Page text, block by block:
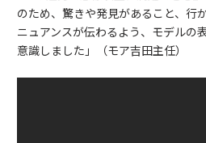
のため、驚きや発見があること、行
ニュアンスが伝わるよう、モデルの
意識しました」（モア吉田主任）